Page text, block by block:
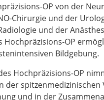
OP von der
Chirurgie und der
und der
OP
Bildgebung.
Hochpräzisions-OP
der
und in der